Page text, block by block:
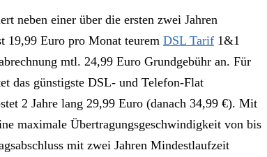
neben einer über die ersten zwei Jahren
19,99 Euro pro Monat teurem DSL Tarif 1&1
mtl. 24,99 Euro Grundgebühr an. Für
das günstigste DSL- und Telefon-Flat
2 Jahre lang 29,99 Euro (danach 34,99 €). Mit
maximale Übertragungsgeschwindigkeit von bis
mit zwei Jahren Mindestlaufzeit